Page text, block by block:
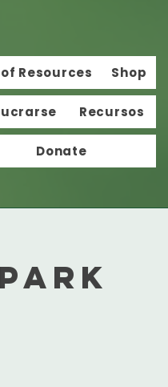
Resources Shop
Recursos
Donate